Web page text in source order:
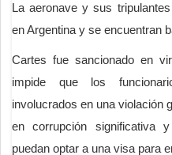
La aeronave y sus
en Argentina y se encuentran
Cartes fue sancionado en
impide que los
involucrados en una violación
en corrupción significativa
puedan optar a una visa para